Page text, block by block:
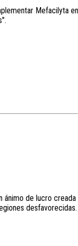
Mefacilyta
ánimo de lucro
desfavorecidas.